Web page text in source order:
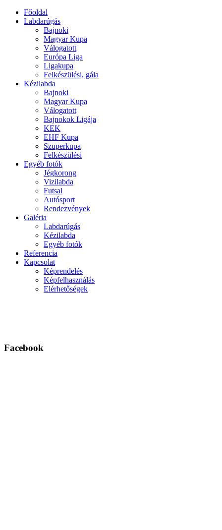
Főoldal
Labdarúgás
Bajnoki
Magyar Kupa
Válogatott
Európa Liga
Ligakupa
Felkészülési, gála
Kézilabda
Bajnoki
Magyar Kupa
Válogatott
Bajnokok Ligája
KEK
EHF Kupa
Szuperkupa
Felkészülési
Egyéb fotók
Jégkorong
Vizilabda
Futsal
Autósport
Rendezvények
Galéria
Labdarúgás
Kézilabda
Egyéb fotók
Referencia
Kapcsolat
Képrendelés
Képfelhasználás
Elérhetőségek
Facebook